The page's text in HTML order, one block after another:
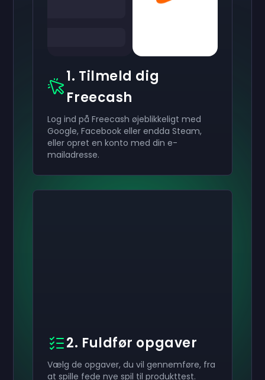
1. Tilmeld dig
Freecash
Log ind på Freecash øjeblikkeligt med
Google, Facebook eller endda Steam,
eller opret en konto med din e-
mailadresse.
2. Fuldfør opgaver
Vælg de opgaver, du vil gennemføre, fra
at spille fede nye spil til produkttest.